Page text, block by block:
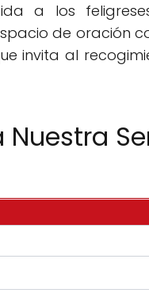
a los
de oración
invita al
Nuestra